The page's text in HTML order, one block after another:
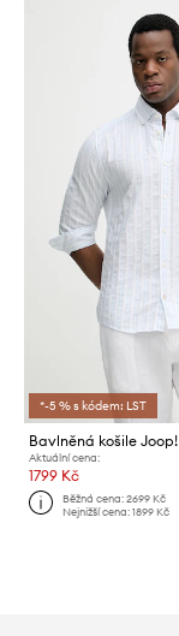
*-5 % s kódem: LST
Bavlněná košile Joop!
Aktuální cena:
1799 Kč
Běžná cena:2699 Kč
Nejnižší cena:1899 Kč